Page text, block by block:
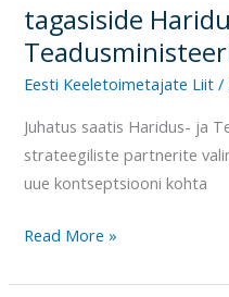
tagasiside
Eesti Keeletoimetajate Liit/
Juhatus saatis Haridus- ja
strateegiliste partnerite
uue kontseptsiooni kohta
tagasiside
Haridus-
Teadusministeeriumile
Read More »